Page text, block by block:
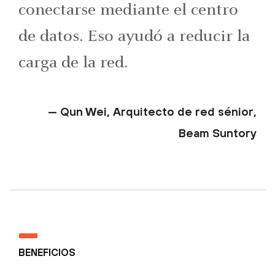
conectarse mediante el centro
de datos. Eso ayudó a reducir la
carga de la red.
— Qun Wei, Arquitecto de red sénior,
Beam Suntory
BENEFICIOS